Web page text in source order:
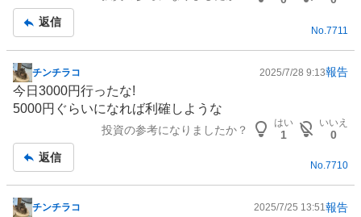
返信
No.7711
掲
示
板
チンチラコ 2025/7/28 9:13報告
今日3000円行ったな!
5000円ぐらいになれば利確しような
投資の参考になりましたか？
はい
1
いいえ
0
返信
No.7710
チンチラコ 2025/7/25 13:51報告